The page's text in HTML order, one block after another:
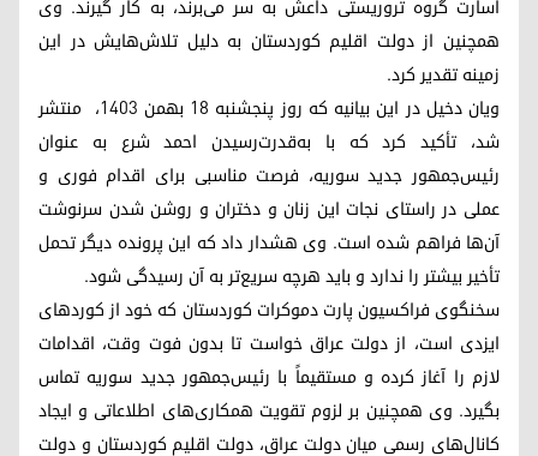
اسارت گروه تروریستی داعش به سر می‌برند، به کار گیرند. وی
همچنین از دولت اقلیم کوردستان به دلیل تلاش‌هایش در این
زمینه تقدیر کرد.
ویان دخیل در این بیانیه که روز پنجشنبه ۱۸ بهمن ۱۴۰۳، منتشر
شد، تأکید کرد که با به‌قدرت‌رسیدن احمد شرع به عنوان
رئیس‌جمهور جدید سوریه، فرصت مناسبی برای اقدام فوری و
عملی در راستای نجات این زنان و دختران و روشن شدن سرنوشت
آن‌ها فراهم شده است. وی هشدار داد که این پرونده دیگر تحمل
تأخیر بیشتر را ندارد و باید هرچه سریع‌تر به آن رسیدگی شود.
سخنگوی فراکسیون پارت دموکرات کوردستان کە خود از کوردهای
ایزدی است، از دولت عراق خواست تا بدون فوت وقت، اقدامات
لازم را آغاز کرده و مستقیماً با رئیس‌جمهور جدید سوریه تماس
بگیرد. وی همچنین بر لزوم تقویت همکاری‌های اطلاعاتی و ایجاد
کانال‌های رسمی میان دولت عراق، دولت اقلیم کوردستان و دولت